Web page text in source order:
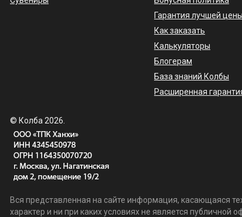
Гарантия лучшей цены
Как заказать
Калькуляторы
Блогерам
База знаний Колбы
Расширенная
© Колба 2026.
Вся представленная на сайте информация, касающаяся
характер и ни при каких условиях не является